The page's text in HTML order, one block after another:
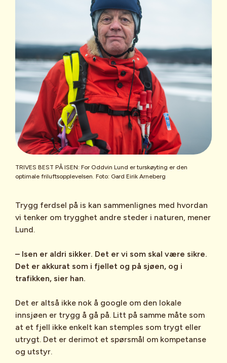
TRIVES BEST PÅ ISEN: For Oddvin Lund er turskøyting er den
optimale friluftsopplevelsen. Foto: Gard Eirik Arneberg
Trygg ferdsel på is kan sammenlignes med hvordan
vi tenker om trygghet andre steder i naturen, mener
Lund.
– Isen er aldri sikker. Det er vi som skal være sikre.
Det er akkurat som i fjellet og på sjøen, og i
trafikken, sier han.
Det er altså ikke nok å google om den lokale
innsjøen er trygg å gå på. Litt på samme måte som
at et fjell ikke enkelt kan stemples som trygt eller
utrygt. Det er derimot et spørsmål om kompetanse
og utstyr.